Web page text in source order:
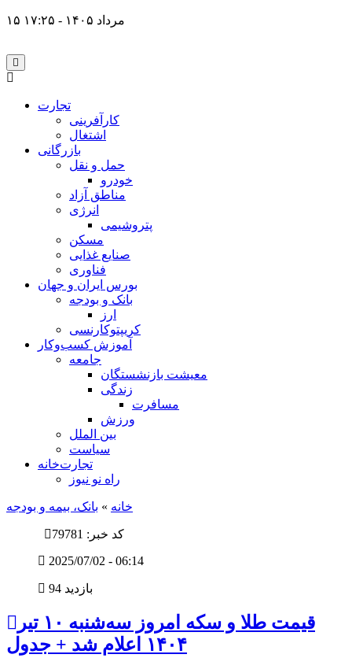
۱۵ مرداد ۱۴۰۵ - ۱۷:۲۵
تجارت
کارآفرینی
اشتغال
بازرگانی
حمل و نقل
خودرو
مناطق آزاد
انرژی
پتروشیمی
مسکن
صنایع غذایی
فناوری
بورس ایران و جهان
بانک و بودجه
ارز
کریپتوکارنسی
آموزش کسب‌وکار
جامعه
معیشت بازنشستگان
زندگی
مسافرت
ورزش
بین الملل
سیاست
تجارت‌خانه
راه نو نیوز
خانه » بانک، بیمه و بودجه
کد خبر: 79781
2025/07/02 - 06:14
94 بازدید
قیمت طلا و سکه امروز سه‌شنبه ۱۰ تیر
۱۴۰۴ اعلام شد + جدول